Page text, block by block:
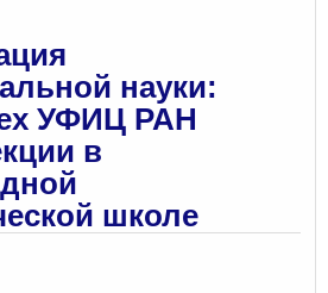
науки:
УФИЦ РАН
в
школе